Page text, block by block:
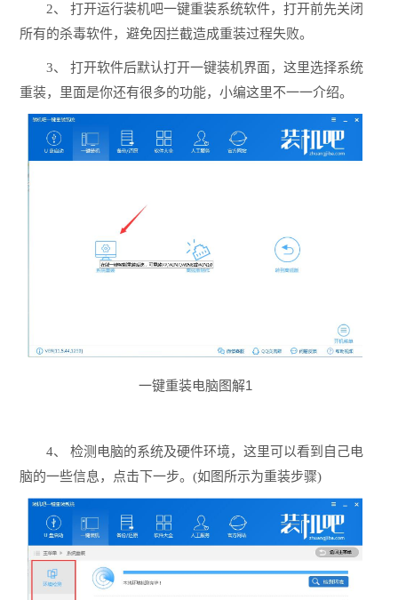
2、 打开运行装机吧一键重装系统软件，打开前先关闭
所有的杀毒软件，避免因拦截造成重装过程失败。
3、 打开软件后默认打开一键装机界面，这里选择系统
重装，里面是你还有很多的功能，小编这里不一一介绍。
一键重装电脑图解1
4、 检测电脑的系统及硬件环境，这里可以看到自己电
脑的一些信息，点击下一步。(如图所示为重装步骤)